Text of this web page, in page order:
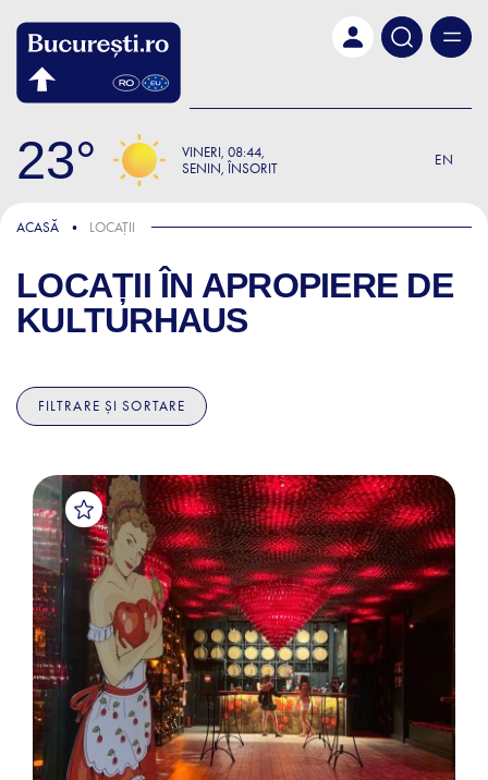
23 VINERI 08:44
SENIN, ÎNSORIT
EN
ACASĂ LOCAȚII
LOCAȚII ÎN APROPIERE DE
KULTURHAUS
FILTRARE ȘI SORTARE